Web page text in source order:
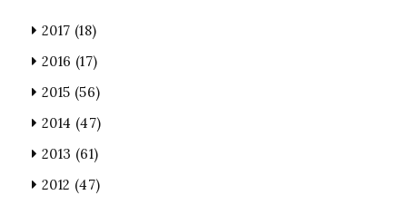
2017 (18)
2016 (17)
2015 (56)
2014 (47)
2013 (61)
2012 (47)